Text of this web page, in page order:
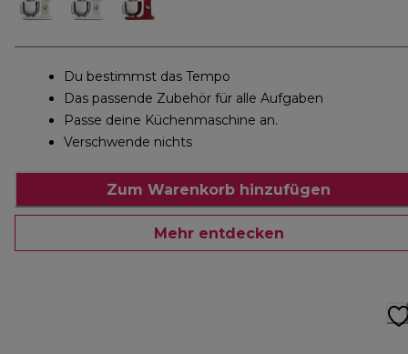
Du bestimmst das Tempo
Das passende Zubehör für alle Aufgaben
Passe deine Küchenmaschine an.
Verschwende nichts
Zum Warenkorb hinzufügen
Mehr entdecken